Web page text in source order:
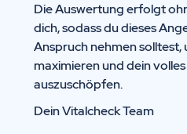
Die Auswertung erfolgt
dich, sodass du dieses
Anspruch nehmen
maximieren und dein
auszuschöpfen.
Dein Vitalcheck Team